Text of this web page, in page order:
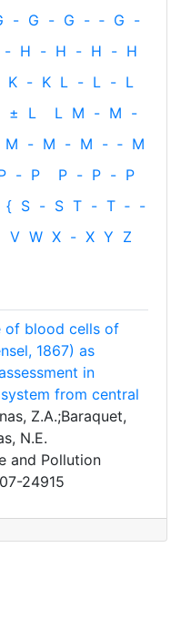
- G - G - ‐ G -
- H - H - H - H
K - K L - L - L
± L L M - M -
M - M - M - ‐ M
- P P - P - P
{ S - S T - T ‐ -
V W X - X Y Z
of blood cells of
1867) as
in
from central
Z.A.;Baraquet,
N.E.
and Pollution
24915